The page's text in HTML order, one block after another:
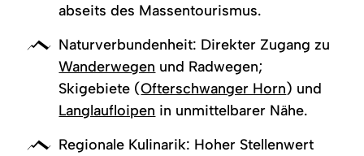
abseits des Massentourismus.
Naturverbundenheit: Direkter Zugang zu
Wanderwegen und Radwegen;
Skigebiete (Ofterschwanger Horn) und
Langlaufloipen in unmittelbarer Nähe.
Regionale Kulinarik: Hoher Stellenwert